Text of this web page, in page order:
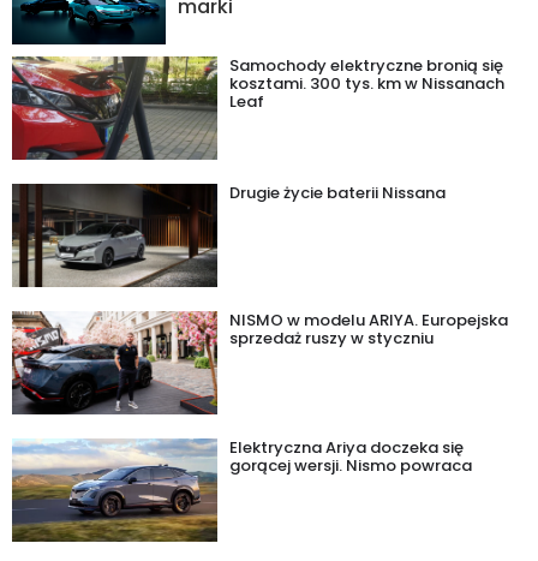
marki
Samochody elektryczne bronią się
kosztami. 300 tys. km w Nissanach
Leaf
Drugie życie baterii Nissana
NISMO w modelu ARIYA. Europejska
sprzedaż ruszy w styczniu
Elektryczna Ariya doczeka się
gorącej wersji. Nismo powraca